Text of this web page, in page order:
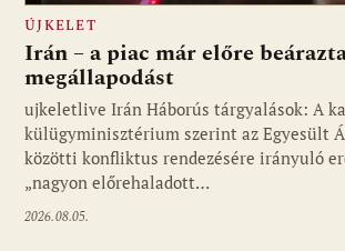
Fotó: ujkelet.live
ÚJKELET
Irán – a piac már előre
megállapodást
ujkeletlive Irán Háborús tárgyalások: A
külügyminisztérium szerint az Egyesült
közötti konfliktus rendezésére irányuló
„nagyon előrehaladott…
2026.08.05.